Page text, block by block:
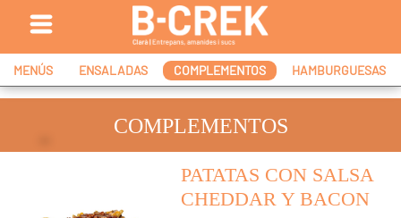
MENÚS ENSALADAS COMPLEMENTOS HAMBURGUESAS
COMPLEMENTOS
PATATAS CON SALSA
CHEDDAR Y BACON